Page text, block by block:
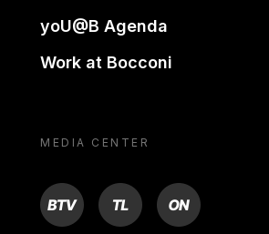
yoU@B Agenda
Work at Bocconi
MEDIA CENTER
BTV TL ON